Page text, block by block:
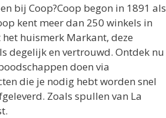
bij Coop?Coop begon in 1891 als
kent meer dan 250 winkels in
huismerk Markant, deze
degelijk en vertrouwd. Ontdek nu
doen via
die je nodig hebt worden snel
Zoals spullen van La